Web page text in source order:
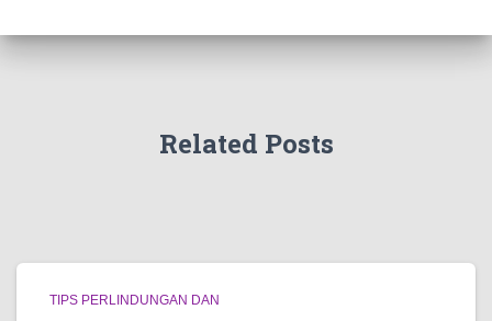
Related Posts
TIPS PERLINDUNGAN DAN